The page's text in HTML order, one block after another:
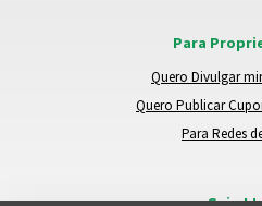
Para
Quero Divulgar
Quero Publicar
Para Redes